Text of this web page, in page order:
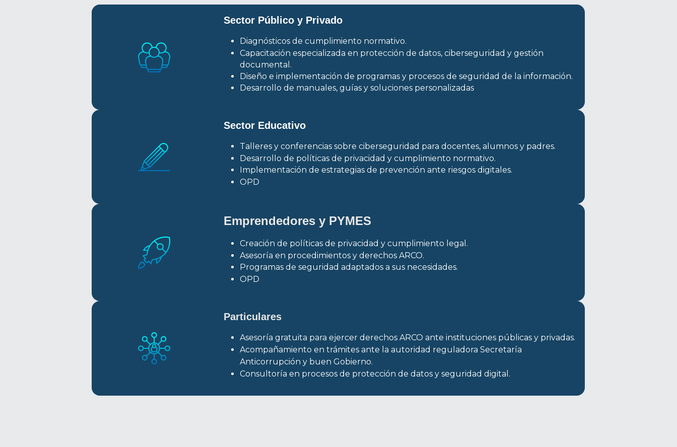
Sector Público y Privado
Diagnósticos de cumplimiento normativo.
Capacitación especializada en protección de datos, ciberseguridad y gestión
documental.
Diseño e implementación de programas y procesos de seguridad de la información.
Desarrollo de manuales, guías y soluciones personalizadas.
Sector Educativo
Talleres y conferencias sobre ciberseguridad para docentes, alumnos y padres.
Desarrollo de políticas de privacidad y cumplimiento normativo.
Implementación de estrategias de prevención ante riesgos digitales.
OPD
Emprendedores y PYMES
Creación de políticas de privacidad y cumplimiento legal.
Asesoría en procedimientos y derechos ARCO.
Programas de seguridad adaptados a sus necesidades.
OPD
Particulares
Asesoría gratuita para ejercer derechos ARCO ante instituciones públicas y privadas.
Acompañamiento en trámites ante la autoridad reguladora Secretaría
Anticorrupción y buen Gobierno.
Consultoría en procesos de protección de datos y seguridad digital.